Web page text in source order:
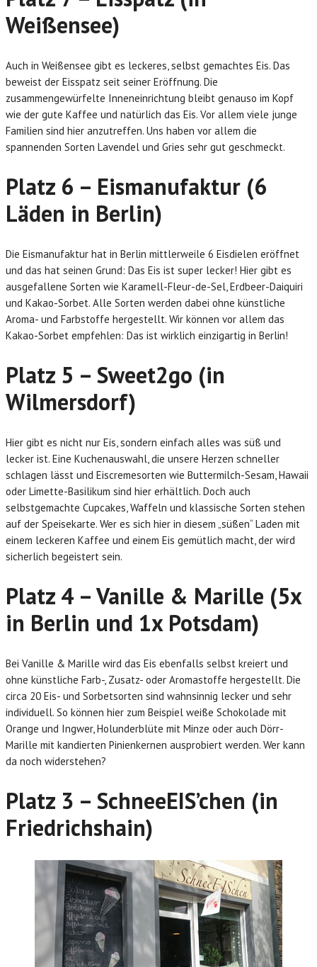
Weißensee)
Auch in Weißensee gibt es leckeres, selbst gemachtes Eis. Das
beweist der Eisspatz seit seiner Eröffnung. Die
zusammengewürfelte Inneneinrichtung bleibt genauso im Kopf
wie der gute Kaffee und natürlich das Eis. Vor allem viele junge
Familien sind hier anzutreffen. Uns haben vor allem die
spannenden Sorten Lavendel und Gries sehr gut geschmeckt.
Platz 6 – Eismanufaktur (6
Läden in Berlin)
Die Eismanufaktur hat in Berlin mittlerweile 6 Eisdielen eröffnet
und das hat seinen Grund: Das Eis ist super lecker! Hier gibt es
ausgefallene Sorten wie Karamell-Fleur-de-Sel, Erdbeer-Daiquiri
und Kakao-Sorbet. Alle Sorten werden dabei ohne künstliche
Aroma- und Farbstoffe hergestellt. Wir können vor allem das
Kakao-Sorbet empfehlen: Das ist wirklich einzigartig in Berlin!
Platz 5 – Sweet2go (in
Wilmersdorf)
Hier gibt es nicht nur Eis, sondern einfach alles was süß und
lecker ist. Eine Kuchenauswahl, die unsere Herzen schneller
schlagen lässt und Eiscremesorten wie Buttermilch-Sesam, Hawaii
oder Limette-Basilikum sind hier erhältlich. Doch auch
selbstgemachte Cupcakes, Waffeln und klassische Sorten stehen
auf der Speisekarte. Wer es sich hier in diesem „süßen“ Laden mit
einem leckeren Kaffee und einem Eis gemütlich macht, der wird
sicherlich begeistert sein.
Platz 4 – Vanille & Marille (5x
in Berlin und 1x Potsdam)
Bei Vanille & Marille wird das Eis ebenfalls selbst kreiert und
ohne künstliche Farb-, Zusatz- oder Aromastoffe hergestellt. Die
circa 20 Eis- und Sorbetsorten sind wahnsinnig lecker und sehr
individuell. So können hier zum Beispiel weiße Schokolade mit
Orange und Ingwer, Holunderblüte mit Minze oder auch Dörr-
Marille mit kandierten Pinienkernen ausprobiert werden. Wer kann
da noch widerstehen?
Platz 3 – SchneeEIS’chen (in
Friedrichshain)